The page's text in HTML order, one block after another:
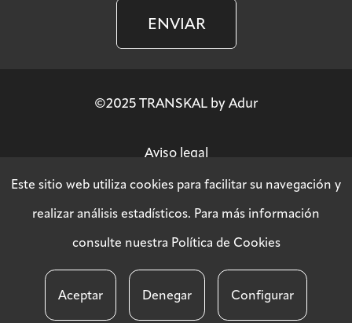
ENVIAR
©2025 TRANSKAL by Adur
Aviso legal
Política SGSI
Política de cookies
Este sitio web utiliza cookies para facilitar su navegación y
realizar análisis estadísticos. Para más información
consulte nuestra Política de Cookies
Aceptar Denegar Configurar